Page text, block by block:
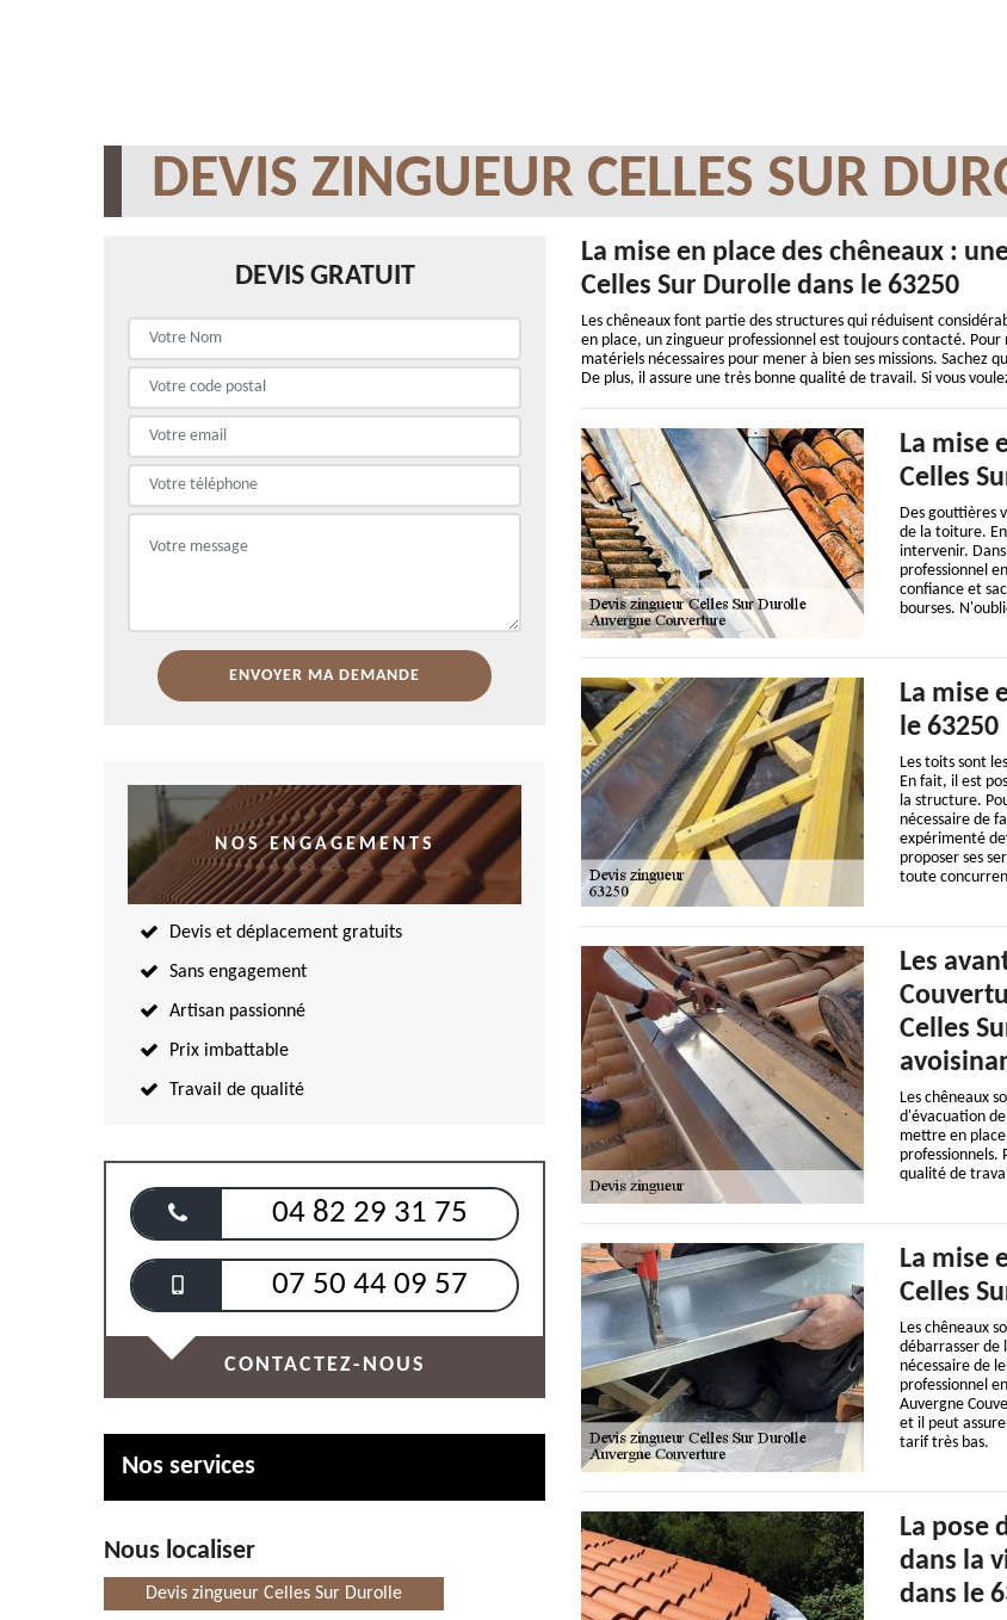
DEVIS ZINGUEUR CELLES SUR
DEVIS GRATUIT
NOS ENGAGEMENTS
Devis et déplacement gratuits
Sans engagement
Artisan passionné
Prix imbattable
Travail de qualité
04 82 29 31 75
07 50 44 09 57
CONTACTEZ-NOUS
Nos services
Nous localiser
Devis zingueur Celles Sur Durolle
La mise en place des chêneaux :
Celles Sur Durolle dans le 63250
Les chêneaux font partie des structures qui réduisent
en place, un zingueur professionnel est toujours contacté.
matériels nécessaires pour mener à bien ses missions. Sachez
De plus, il assure une très bonne qualité de travail. Si vous
La mise
Celles
Des gouttières
de la toiture.
intervenir.
professionnel
confiance et
bourses.
La mise
le 63250
Les toits sont
En fait, il est
la structure.
nécessaire de
expérimenté
proposer ses
toute
Les
Celles
Les chêneaux
d'évacuation
mettre en
professionnels.
qualité de
La mise
Celles
Les chêneaux
débarrasser de
nécessaire de
professionnel
Auvergne
et il peut
tarif très bas.
La pose
dans la
dans le